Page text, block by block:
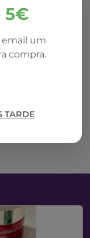
5€
email um
compra.
TARDE